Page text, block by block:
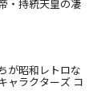
・持統天皇の凄
が昭和レトロな
ャラクターズ コ